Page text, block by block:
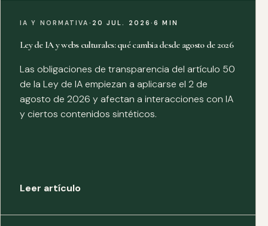
IA Y NORMATIVA · 20 JUL. 2026·6 MIN
Ley de IA y webs culturales: qué cambia desde agosto de 2026
Las obligaciones de transparencia del artículo 50
de la Ley de IA empiezan a aplicarse el 2 de
agosto de 2026 y afectan a interacciones con IA
y ciertos contenidos sintéticos.
Leer artículo